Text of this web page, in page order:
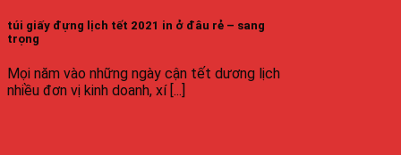
túi giấy đựng lịch tết 2021 in ở đâu rẻ – sang
trọng
Mọi năm vào những ngày cận tết dương lịch
nhiều đơn vị kinh doanh, xí [...]